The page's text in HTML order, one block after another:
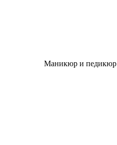
Маникюр и педикюр